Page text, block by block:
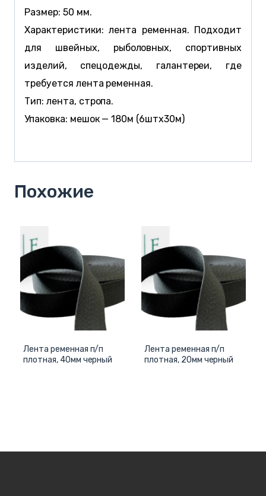
Размер: 50 мм.
Характеристики: лента ременная. Подходит
для швейных, рыболовных, спортивных
изделий, спецодежды, галантереи, где
требуется лента ременная.
Тип: лента, стропа.
Упаковка: мешок — 180м (6штx30м)
Похожие
Лента ременная п/п
плотная, 40мм черный
Лента ременная п/п
плотная, 20мм черный